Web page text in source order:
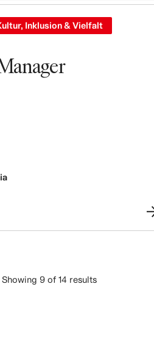
Inklusion & Vielfalt
Showing 9 of 14 results